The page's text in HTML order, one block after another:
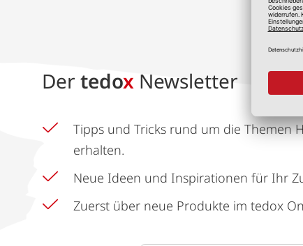
Der tedox Newsletter
Tipps und Tricks rund um die Themen
erhalten.
Neue Ideen und Inspirationen für Ihr
Zuerst über neue Produkte im tedox